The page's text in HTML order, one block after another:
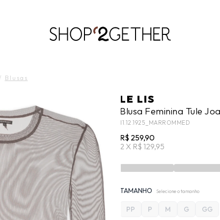
ROUPAS
ROUPAS
Blusas
LE LIS
Blusa Feminina Tule
11.12.1925_MARROMMED
R$ 259,90
2 X R$ 129,95
TAMANHO Selecione o tamanho
PP P M G GG